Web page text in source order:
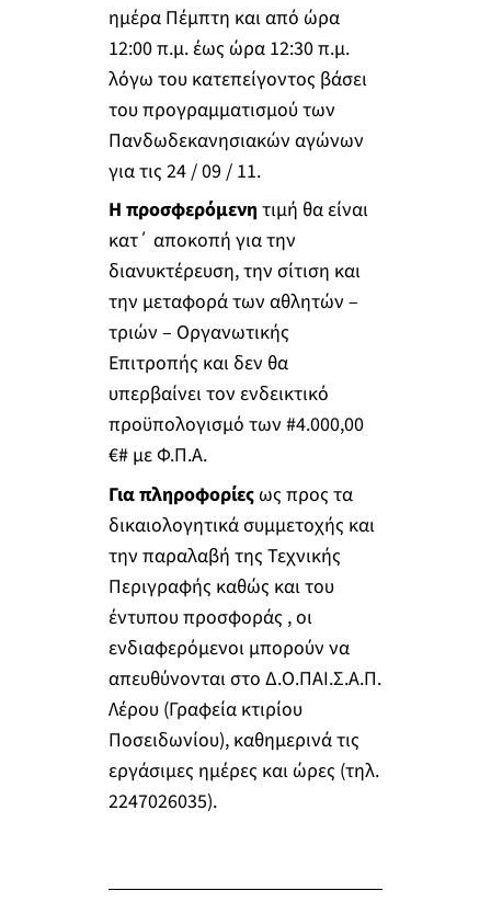
ημέρα Πέμπτη και από ώρα
12:00 π.μ. έως ώρα 12:30 π.μ.
λόγω του κατεπείγοντος βάσει
του προγραμματισμού των
Πανδωδεκανησιακών αγώνων
για τις 24 / 09 / 11.
Η προσφερόμενη τιμή θα είναι
κατ΄ αποκοπή για την
διανυκτέρευση, την σίτιση και
την μεταφορά των αθλητών –
τριών – Οργανωτικής
Επιτροπής και δεν θα
υπερβαίνει τον ενδεικτικό
προϋπολογισμό των #4.000,00
€# με Φ.Π.Α.
Για πληροφορίεςως προς τα
δικαιολογητικά συμμετοχής και
την παραλαβή της Τεχνικής
Περιγραφής καθώς και του
έντυπου προσφοράς , οι
ενδιαφερόμενοι μπορούν να
απευθύνονται στο Δ.Ο.ΠΑΙ.Σ.Α.Π.
Λέρου (Γραφεία κτιρίου
Ποσειδωνίου), καθημερινά τις
εργάσιμες ημέρες και ώρες (τηλ.
2247026035).